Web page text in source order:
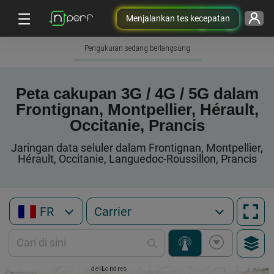
Menjalankan tes kecepatan
Pengukuran sedang berlangsung
Peta cakupan 3G / 4G / 5G dalam
Frontignan, Montpellier, Hérault,
Occitanie, Prancis
Jaringan data seluler dalam Frontignan, Montpellier,
Hérault, Occitanie, Languedoc-Roussillon, Prancis
FR